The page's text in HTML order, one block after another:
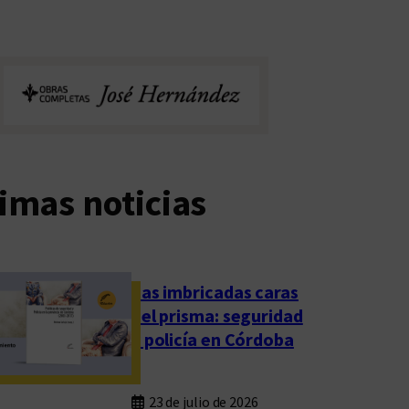
noticias
Las imbricadas caras
del prisma: seguridad
y policía en Córdoba
23 de julio de 2026